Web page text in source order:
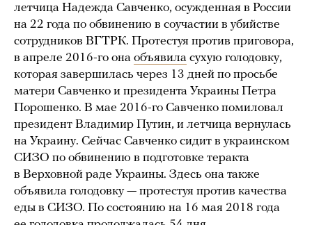
летчица Надежда Савченко, осужденная в России
на 22 года по обвинению в соучастии в убийстве
сотрудников ВГТРК. Протестуя против приговора,
в апреле 2016-го она объявила сухую голодовку,
которая завершилась через 13 дней по просьбе
матери Савченко и президента Украины Петра
Порошенко. В мае 2016-го Савченко помиловал
президент Владимир Путин, и летчица вернулась
на Украину. Сейчас Савченко сидит в украинском
СИЗО по обвинению в подготовке теракта
в Верховной раде Украины. Здесь она также
объявила голодовку — протестуя против качества
еды в СИЗО. По состоянию на 16 мая 2018 года